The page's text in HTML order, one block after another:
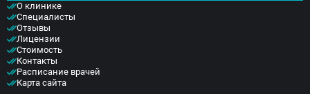
О клинике
Специалисты
Отзывы
Лицензии
Стоимость
Контакты
Расписание врачей
Карта сайта